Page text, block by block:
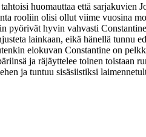
huomauttaa että
rooliin olisi ollut viime vuosina
pyörivät hyvin vahvasti
lainkaan, eikä hänellä tunnu
elokuvan Constantine on
ja räjäyttelee toinen
ja tuntuu sisäsiistiksi